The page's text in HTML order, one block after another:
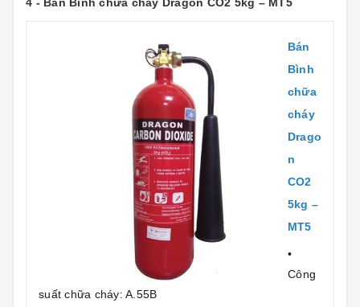
Bán
Bình
chữa
cháy
Drago
n
CO2
5kg –
MT5
•
Công
suất chữa cháy: A.55B